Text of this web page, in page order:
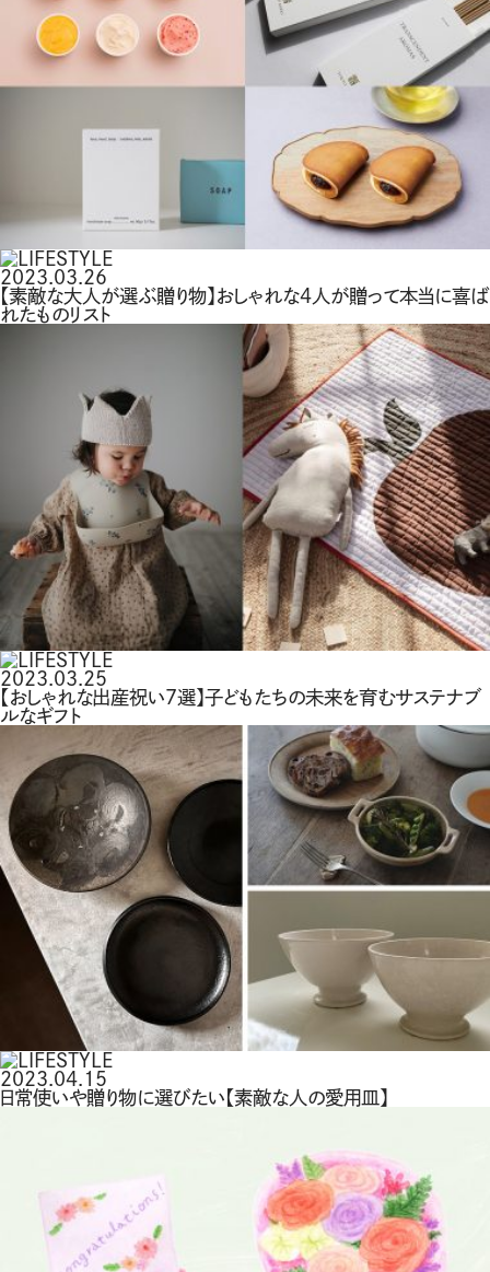
2023.03.26
【素敵な大人が選ぶ贈り物】おしゃれな4人が贈って本当に喜ば
れたものリスト
2023.03.25
【おしゃれな出産祝い7選】子どもたちの未来を育むサステナブ
ルなギフト
2023.04.15
日常使いや贈り物に選びたい【素敵な人の愛用皿】